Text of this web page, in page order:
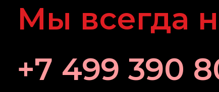
Мы всегда
+7 499 390